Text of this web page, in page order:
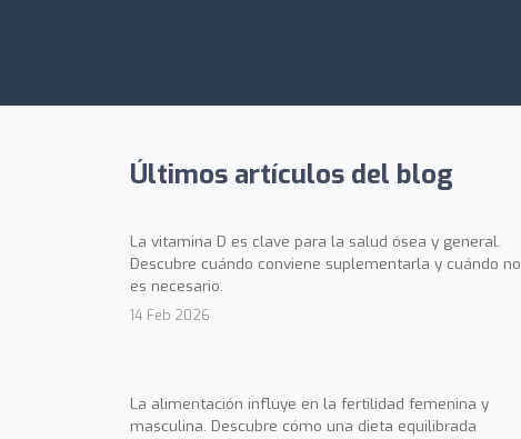
Últimos artículos del blog
La vitamina D es clave para la salud ósea y general.
Descubre cuándo conviene suplementarla y cuándo no
es necesario.
14 Feb 2026
La alimentación influye en la fertilidad femenina y
masculina. Descubre cómo una dieta equilibrada